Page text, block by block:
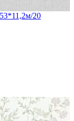
20